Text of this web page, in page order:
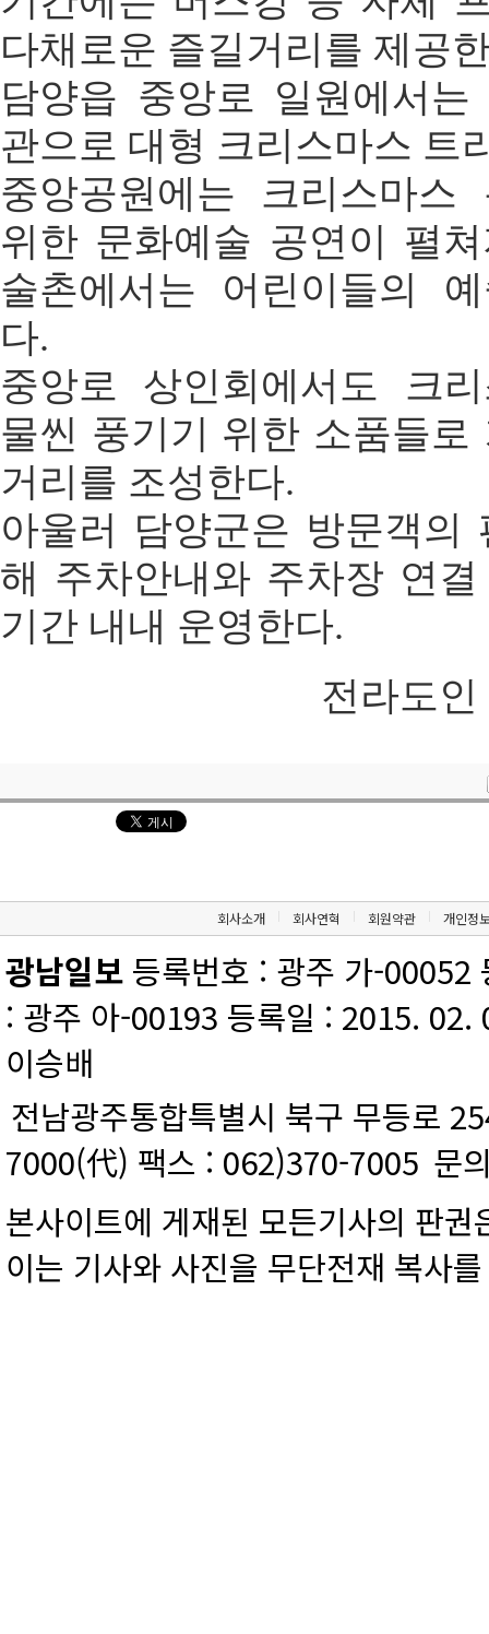
다채로운 즐길거리를 제공
담양읍 중앙로 일원에서
관으로 대형 크리스마스 트
중앙공원에는 크리스마스
위한 문화예술 공연이 펼
술촌에서는 어린이들의
다.
중앙로 상인회에서도 크
물씬 풍기기 위한 소품들로
거리를 조성한다.
아울러 담양군은 방문객의
해 주차안내와 주차장 연
기간 내내 운영한다.
전라도인
회사소개 회사연혁 회원약관 개인정
광남일보 등록번호 : 광주 가-
: 광주 아-00193 등록일 : 2015.
이승배
전남광주통합특별시 북구 무등로
7000(代) 팩스 : 062)370-7005 문
본사이트에 게재된 모든기사의 판
이는 기사와 사진을 무단전재 복사